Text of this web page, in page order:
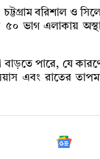
বরিশাল ও
ভাগ এলাকায়
বাড়তে পারে, যে
এবং রাতের